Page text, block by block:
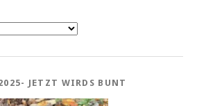
JETZT WIRDS BUNT